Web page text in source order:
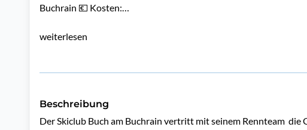
Buchrain 💶 Kosten:…
weiterlesen
Beschreibung
Der Skiclub Buch am Buchrain vertritt mit seinem Rennteam  die